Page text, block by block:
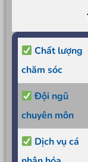
Chất lượng
chăm sóc
Đội ngũ
chuyên môn
Dịch vụ cá